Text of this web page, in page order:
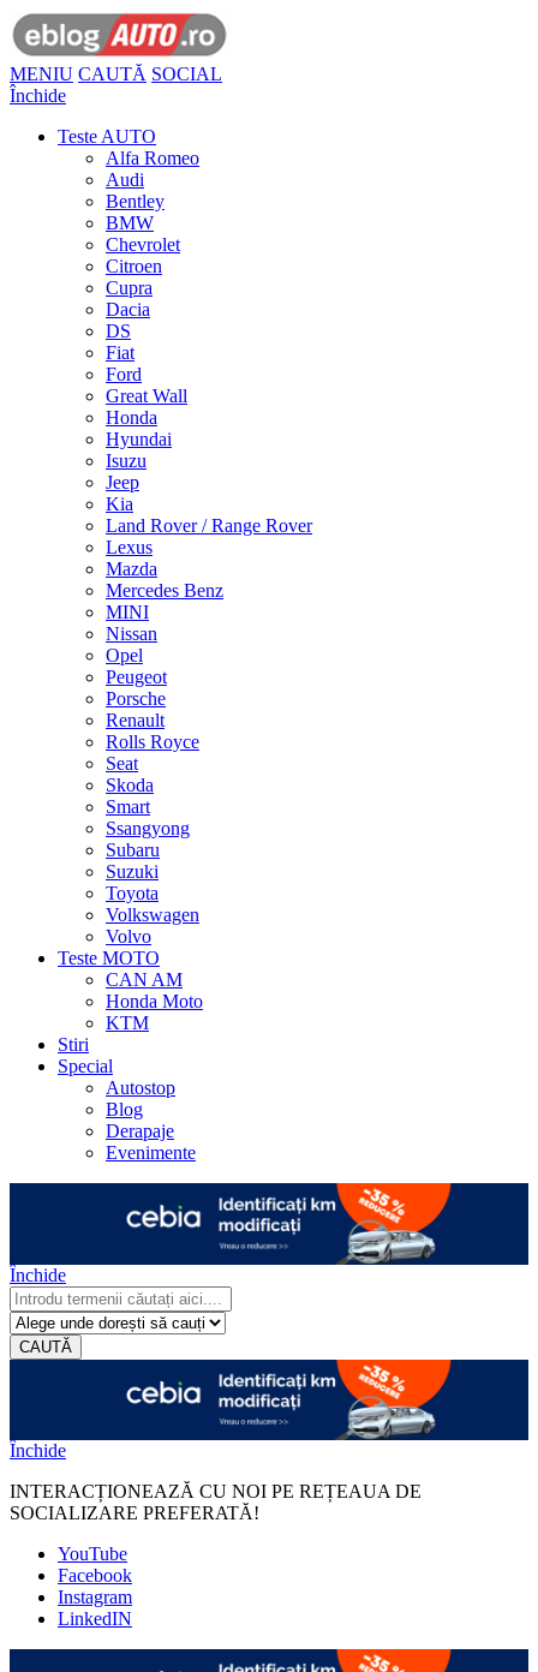
MENIU CAUTĂ SOCIAL
Închide
Teste AUTO
Alfa Romeo
Audi
Bentley
BMW
Chevrolet
Citroen
Cupra
Dacia
DS
Fiat
Ford
Great Wall
Honda
Hyundai
Isuzu
Jeep
Kia
Land Rover / Range Rover
Lexus
Mazda
Mercedes Benz
MINI
Nissan
Opel
Peugeot
Porsche
Renault
Rolls Royce
Seat
Skoda
Smart
Ssangyong
Subaru
Suzuki
Toyota
Volkswagen
Volvo
Teste MOTO
CAN AM
Honda Moto
KTM
Stiri
Special
Autostop
Blog
Derapaje
Evenimente
Închide
CAUTĂ
Închide
INTERACȚIONEAZĂ CU NOI PE REȚEAUA DE
SOCIALIZARE PREFERATĂ!
YouTube
Facebook
Instagram
LinkedIN